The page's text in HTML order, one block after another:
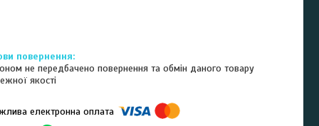
не передбачено повернення та обмін даного товару
якості